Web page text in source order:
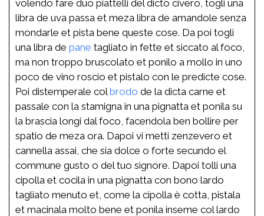
volendo fare duo piattelli del dicto civero, togli una
libra de uva passa et meza libra de amandole senza
mondarle et pista bene queste cose. Da poi togli
una libra de pane tagliato in fette et siccato al foco,
ma non troppo bruscolato et ponilo a mollo in uno
poco de vino roscio et pistalo con le predicte cose.
Poi distemperale colbrodo de la dicta carne et
passale con la stamigna in una pignatta et ponila su
la brascia longi dal foco, facendola ben bollire per
spatio de meza ora. Dapoi vi metti zenzevero et
cannella assai, che sia dolce o forte secundo el
commune gusto o del tuo signore. Dapoi tolli una
cipolla et cocila in una pignatta con bono lardo
tagliato menuto et, come la cipolla è cotta, pistala
et macinala molto bene et ponila inseme col lardo